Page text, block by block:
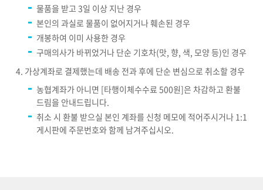
물품을 받고 3일 이상 지난 경우
본인의 과실로 물품이 없어지거나 훼손된 경우
개봉하여 이미 사용한 경우
구매의사가 바뀌었거나 단순 기호차(맛, 향, 색, 모양 등)인 경우
가상계좌로 결제했는데 배송 전과 후에 단순 변심으로 취소할 경우
농협계좌가 아니면 [타행이체수수료 500원]은 차감하고 환불
드림을 안내드립니다.
취소 시 환불 받으실 본인 계좌를 신청 메모에 적어주시거나 1:1
게시판에 주문번호와 함께 남겨주십시오.